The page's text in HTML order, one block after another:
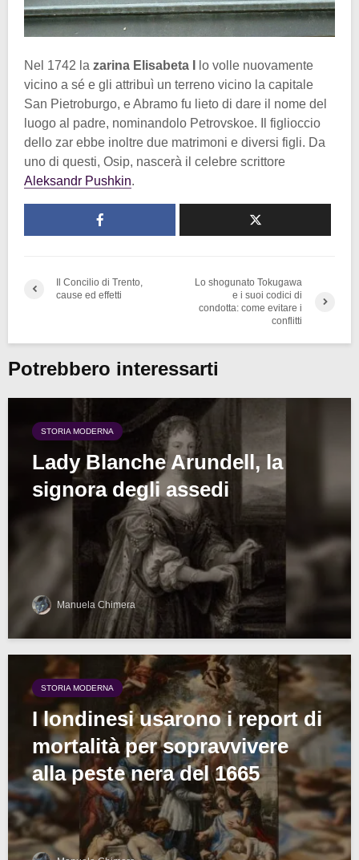
Nel 1742 la zarina Elisabeta I
lo volle nuovamente
vicino a sé e gli attribuì un terreno vicino la capitale
San Pietroburgo, e Abramo fu lieto di dare il nome del
luogo al padre, nominandolo Petrovskoe. Il figlioccio
dello zar ebbe inoltre due matrimoni e diversi figli. Da
uno di questi, Osip, nascerà il celebre scrittore
Aleksandr Pushkin.
Il Concilio di Trento,
cause ed effetti
Lo shogunato Tokugawa
e i suoi codici di
condotta: come evitare i
conflitti
Potrebbero interessarti
STORIA MODERNA
Lady Blanche Arundell, la
signora degli assedi
Manuela Chimera
STORIA MODERNA
I londinesi usarono i report di
mortalità per sopravvivere
alla peste nera del 1665